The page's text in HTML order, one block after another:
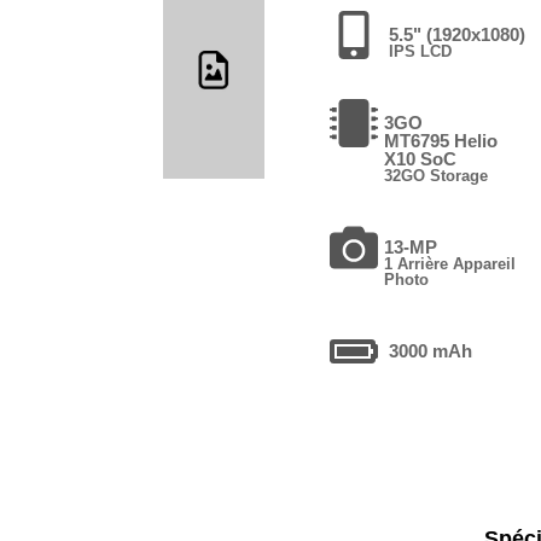
5.5" (1920x1080)
IPS LCD
3GO
MT6795 Helio
X10 SoC
32GO Storage
13-MP
1 Arrière Appareil
Photo
3000 mAh